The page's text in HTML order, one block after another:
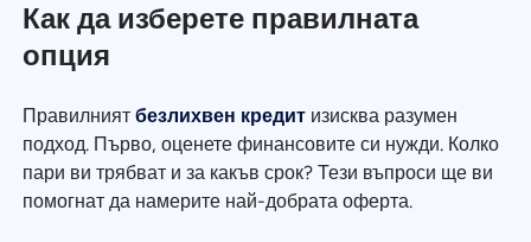
Как да изберете правилната
опция
Правилниятбезлихвен кредит изисква разумен
подход. Първо, оценете финансовите си нужди. Колко
пари ви трябват и за какъв срок? Тези въпроси ще ви
помогнат да намерите най-добрата оферта.